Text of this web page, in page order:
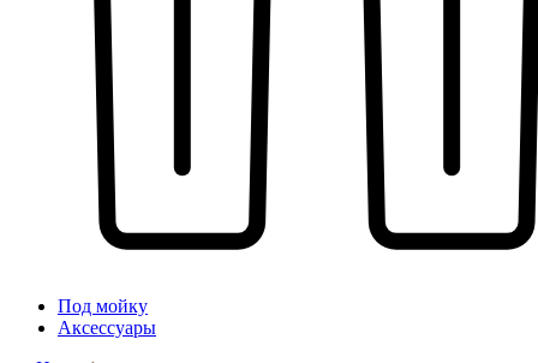
Под мойку
Аксессуары